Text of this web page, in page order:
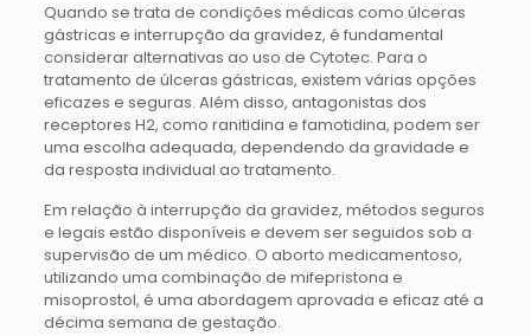
Quando se trata de condições médicas como úlceras
gástricas e interrupção da gravidez, é fundamental
considerar alternativas ao uso de Cytotec. Para o
tratamento de úlceras gástricas, existem várias opções
eficazes e seguras. Além disso, antagonistas dos
receptores H2, como ranitidina e famotidina, podem ser
uma escolha adequada, dependendo da gravidade e
da resposta individual ao tratamento.
Em relação à interrupção da gravidez, métodos seguros
e legais estão disponíveis e devem ser seguidos sob a
supervisão de um médico. O aborto medicamentoso,
utilizando uma combinação de mifepristona e
misoprostol, é uma abordagem aprovada e eficaz até a
décima semana de gestação.